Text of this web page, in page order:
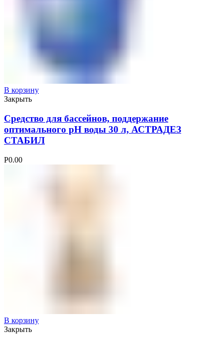
В корзину
Закрыть
Средство для бассейнов, поддержание
оптимального рН воды 30 л, АСТРАДЕЗ
СТАБИЛ
Р0.00
В корзину
Закрыть